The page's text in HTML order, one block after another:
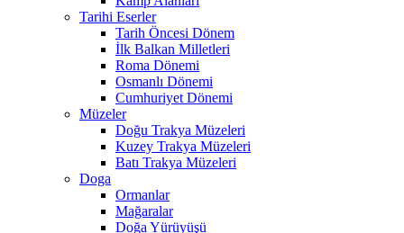
Tarihi Eserler
Tarih Öncesi Dönem
İlk Balkan Milletleri
Roma Dönemi
Osmanlı Dönemi
Cumhuriyet Dönemi
Müzeler
Doğu Trakya Müzeleri
Kuzey Trakya Müzeleri
Batı Trakya Müzeleri
Doga
Ormanlar
Mağaralar
Doğa Yürüyüşü